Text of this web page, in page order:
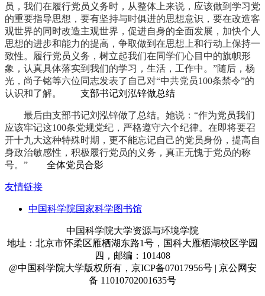
员， 我们在履行党员义务时，从整体上来说，应该做到学习党
的重要指导思想，要有坚持与时俱进的思想意识，要在改造客
观世界的同时改造主观世界，促进自身的全面发展，加快个人
思想的进步和能力的提高，争取做到在思想上和行动上保持一
致性。履行党员义务，树立起我们在同学们心目中的旗帜形
象，认真具体落实到我们的学习，生活，工作中。”随后，杨
光，尚子铭等六位同志发表了自己对“中共党员100条禁令”的
认识和了解。
支部书记刘泓锌做总结
最后由支部书记刘泓锌做了总结。她说：“作为党员我们
应该牢记这100条党规党纪，严格遵守六个纪律。在即将要召
开十九大这种特殊时期，更不能忘记自己的党员身份，提高自
身政治敏感性，积极履行党员的义务，真正无愧于党员的称
号。”
全体党员合影
友情链接
中国科学院国家科学图书馆
中国科学院大学资源与环境学院
地址：北京市怀柔区雁栖湖东路1号，国科大雁栖湖校区学园
四，邮编：101408
@中国科学院大学版权所有，京ICP备07017956号 | 京公网安
备 11010702001635号